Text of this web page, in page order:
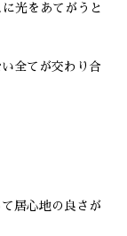
光をあてがうと
全てが交わり合
居心地の良さが